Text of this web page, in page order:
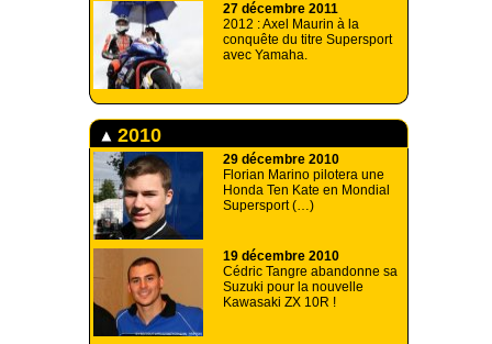
27 décembre 2011
2012 : Axel Maurin à la
conquête du titre Supersport
avec Yamaha.
2010
29 décembre 2010
Florian Marino pilotera une
Honda Ten Kate en Mondial
Supersport (…)
19 décembre 2010
Cédric Tangre abandonne sa
Suzuki pour la nouvelle
Kawasaki ZX 10R !